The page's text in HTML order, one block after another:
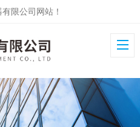
限公司网站！